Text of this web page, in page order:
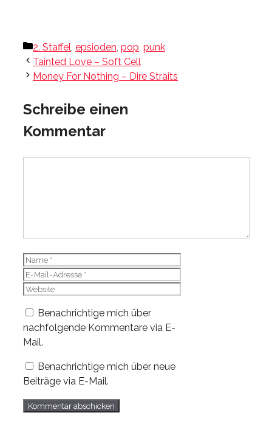
Kategorien
2. Staffel, epsioden, pop, punk
Tainted Love – Soft Cell
Money For Nothing – Dire Straits
Schreibe einen
Kommentar
Name
E-
Mail-
Website
Benachrichtige mich über
nachfolgende Kommentare via E-
Mail.
Benachrichtige mich über neue
Beiträge via E-Mail.